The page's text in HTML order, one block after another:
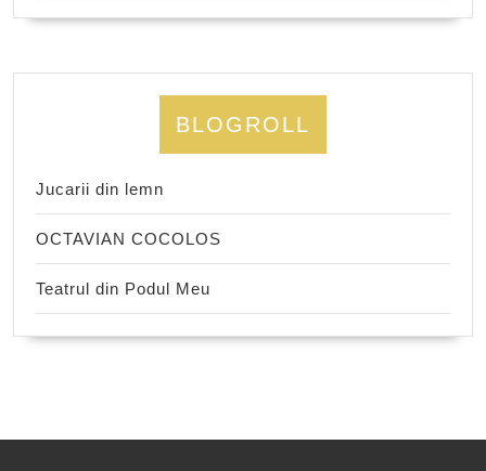
BLOGROLL
Jucarii din lemn
OCTAVIAN COCOLOS
Teatrul din Podul Meu